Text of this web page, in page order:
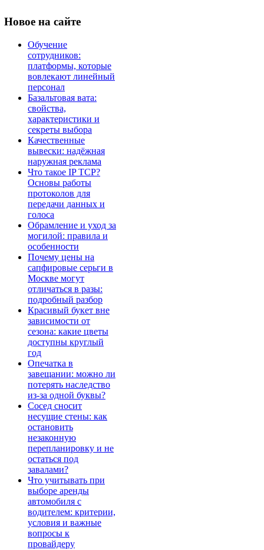
Новое на сайте
Обучение
сотрудников:
платформы, которые
вовлекают линейный
персонал
Базальтовая вата:
свойства,
характеристики и
секреты выбора
Качественные
вывески: надёжная
наружная реклама
Что такое IP TCP?
Основы работы
протоколов для
передачи данных и
голоса
Обрамление и уход за
могилой: правила и
особенности
Почему цены на
сапфировые серьги в
Москве могут
отличаться в разы:
подробный разбор
Красивый букет вне
зависимости от
сезона: какие цветы
доступны круглый
год
Опечатка в
завещании: можно ли
потерять наследство
из-за одной буквы?
Сосед сносит
несущие стены: как
остановить
незаконную
перепланировку и не
остаться под
завалами?
Что учитывать при
выборе аренды
автомобиля с
водителем: критерии,
условия и важные
вопросы к
провайдеру